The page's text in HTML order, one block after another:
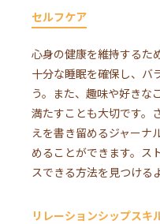
セルフケア
心身の健康を維持するた
十分な睡眠を確保し、バ
う。また、趣味や好きな
満たすことも大切です。
えを書き留めるジャーナ
めることができます。ス
スできる方法を見つける
リレーションシップスキ